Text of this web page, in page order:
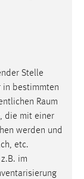
Stelle
in bestimmten
Raum
die mit einer
werden und
etc.
im